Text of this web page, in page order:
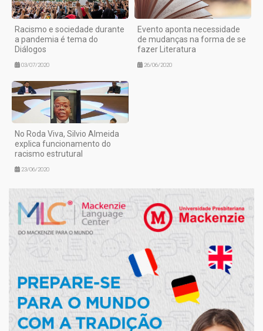
Racismo e sociedade durante
a pandemia é tema do
Diálogos
03/07/2020
Evento aponta necessidade
de mudanças na forma de se
fazer Literatura
26/06/2020
No Roda Viva, Silvio Almeida
explica funcionamento do
racismo estrutural
23/06/2020